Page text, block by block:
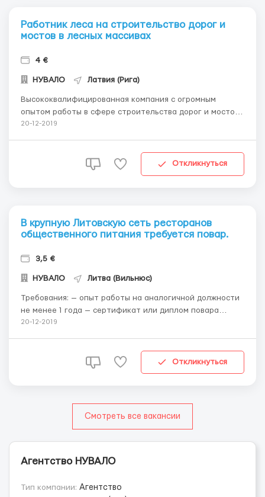
Работник леса на строительство дорог и
мостов в лесных массивах
4 €
НУВАЛО Латвия (Рига)
Высококвалифицированная компания с огромным
опытом работы в сфере строительства дорог и мостов
в районах лесных массивов открыла вакансию:
будет плюсом — опыт работы с электропилой (моторн...
20-12-2019
Откликнуться
В крупную Литовскую сеть ресторанов
общественного питания требуется повар.
3,5 €
НУВАЛО Литва (Вильнюс)
Требования: — опыт работы на аналогичной должности
не менее 1 года — сертификат или диплом повара
обязателен — без вредных привычек — физическая
ингредиентов &m...
20-12-2019
Откликнуться
Смотреть все вакансии
Агентство НУВАЛО
Тип компании: Агентство